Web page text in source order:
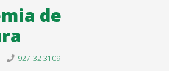
de
927-32 3109